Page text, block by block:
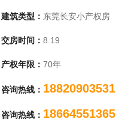
1
建筑类型： 东莞长安小产权房
交房时间： 8.19
产权年限： 70年
咨询热线： 18820903531
咨询热线： 18664551365